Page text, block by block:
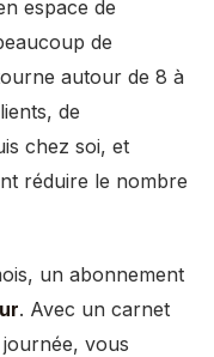
espace de
de
autour de 8 à
de
chez soi, et
réduire le nombre
un abonnement
. Avec un carnet
vous